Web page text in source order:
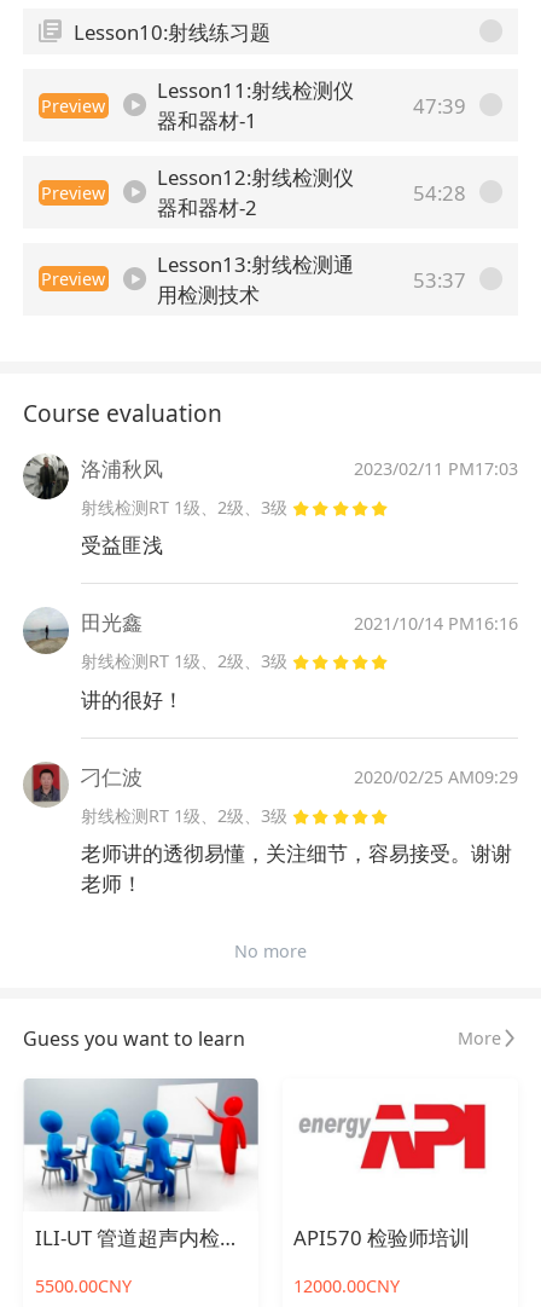
Lesson10:射线练习题
Preview
Lesson11:射线检测仪
器和器材-1
47:39
Preview
Lesson12:射线检测仪
器和器材-2
54:28
Preview
Lesson13:射线检测通
用检测技术
53:37
Course evaluation
洛浦秋风
2023/02/11 PM17:03
射线检测RT 1级、2级、3级
受益匪浅
田光鑫
2021/10/14 PM16:16
射线检测RT 1级、2级、3级
讲的很好！
刁仁波
2020/02/25 AM09:29
射线检测RT 1级、2级、3级
老师讲的透彻易懂，关注细节，容易接受。谢谢
老师！
No more
Guess you want to learn More
ILI-UT 管道超声内检测在线考试
5500.00CNY
API570 检验师培训
12000.00CNY